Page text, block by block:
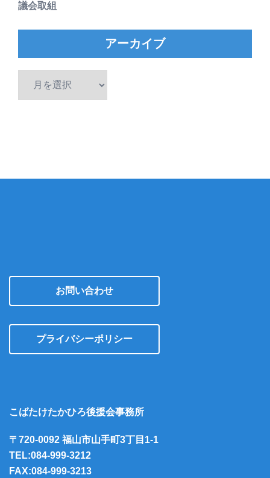
議会取組
アーカイブ
お問い合わせ
プライバシーポリシー
こばたけたかひろ後援会事務所
〒720-0092 福山市山手町3丁目1-1
TEL:084-999-3212
FAX:084-999-3213